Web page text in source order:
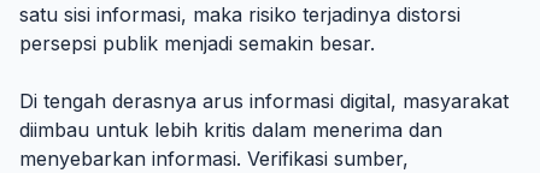
satu sisi informasi, maka risiko terjadinya distorsi
persepsi publik menjadi semakin besar.
Di tengah derasnya arus informasi digital, masyarakat
diimbau untuk lebih kritis dalam menerima dan
menyebarkan informasi. Verifikasi sumber,